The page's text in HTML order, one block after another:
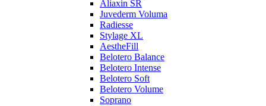
Aliaxin SR
Juvederm Voluma
Radiesse
Stylage XL
AestheFill
Belotero Balance
Belotero Intense
Belotero Soft
Belotero Volume
Soprano